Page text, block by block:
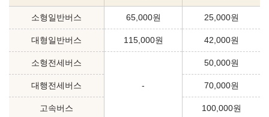
소형일반버스 65,000원 25,000원
대형일반버스 115,000원 42,000원
소형전세버스
-
50,000원
대행전세버스 70,000원
고속버스 100,000원